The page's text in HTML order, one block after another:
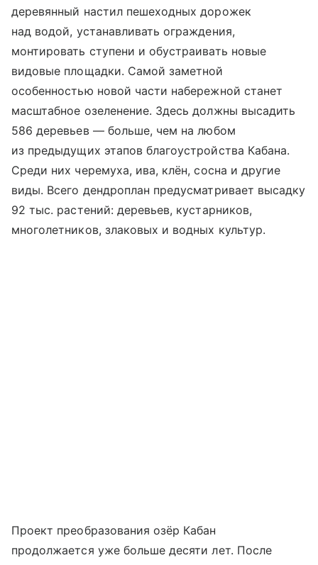
деревянный настил пешеходных дорожек
над водой, устанавливать ограждения,
монтировать ступени и обустраивать новые
видовые площадки. Самой заметной
особенностью новой части набережной станет
масштабное озеленение. Здесь должны высадить
586 деревьев — больше, чем на любом
из предыдущих этапов благоустройства Кабана.
Среди них черемуха, ива, клён, сосна и другие
виды. Всего дендроплан предусматривает высадку
92 тыс. растений: деревьев, кустарников,
многолетников, злаковых и водных культур.
Проект преобразования озёр Кабан
продолжается уже больше десяти лет. После